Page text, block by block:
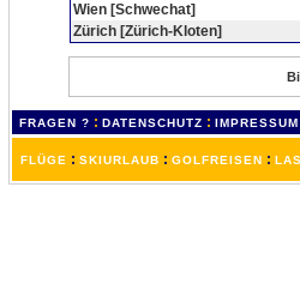
Wien [Schwechat]
Zürich [Zürich-Kloten]
FRAGEN ? : DATENSCHUTZ : IMPRESSUM
FLÜGE : SKIURLAUB : GOLFREISEN :